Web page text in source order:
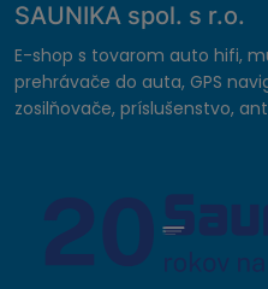
SAUNIKA spol. s r.o.
E-shop s tovarom auto hifi,
prehrávače do auta, GPS
zosilňovače, príslušenstvo,